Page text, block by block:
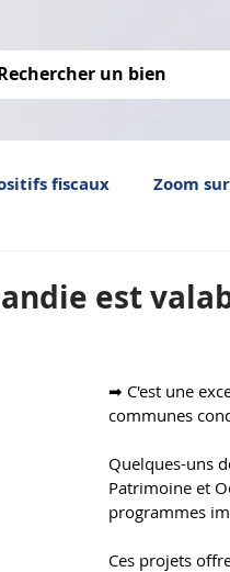
un bien
fiscaux Zoom
est
➡ C'est une
communes
Quelques-uns
Patrimoine et
programmes
Ces projets